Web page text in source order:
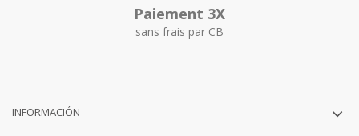
Paiement 3X
sans frais par CB
INFORMACIÓN